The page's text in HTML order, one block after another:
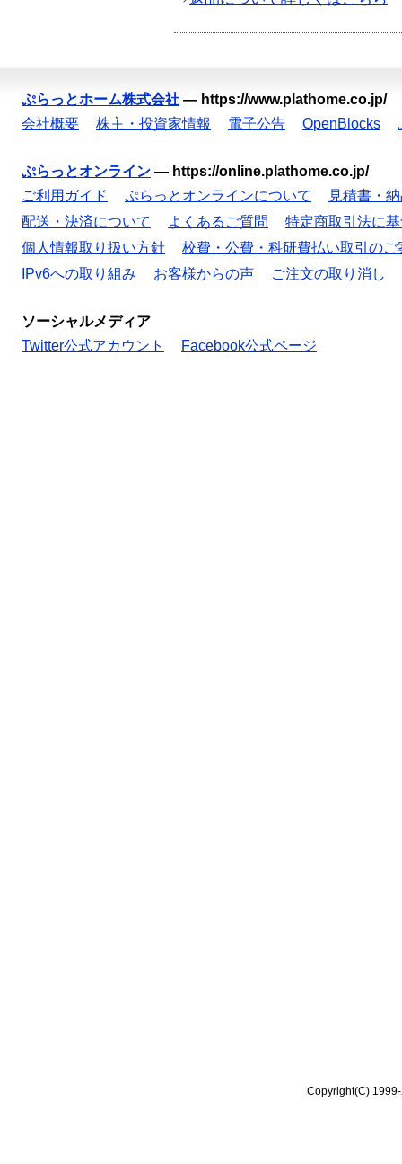
ぷらっとホーム株式会社 — https://www.plathome.co.jp/
会社概要
株主・投資家情報 電子公告 OpenBlocks
ぷらっとオンライン — https://online.plathome.co.jp/
ご利用ガイド
ぷらっとオンラインについて
見積書・
配送・決済について
よくあるご質問
特定商取引法に
個人情報取り扱い方針
校費・公費・科研費払い取引のご
IPv6への取り組み
お客様からの声 ご注文の取り消し
ソーシャルメディア
Twitter公式アカウント
Facebook公式ページ
Copyright(C)